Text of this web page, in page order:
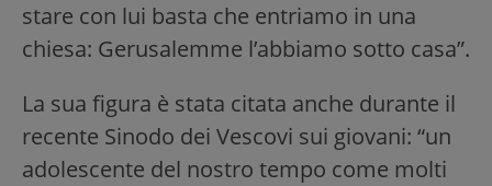
stare con lui basta che entriamo in una
chiesa: Gerusalemme l’abbiamo sotto casa”.
La sua figura è stata citata anche durante il
recente Sinodo dei Vescovi sui giovani: “un
adolescente del nostro tempo come molti